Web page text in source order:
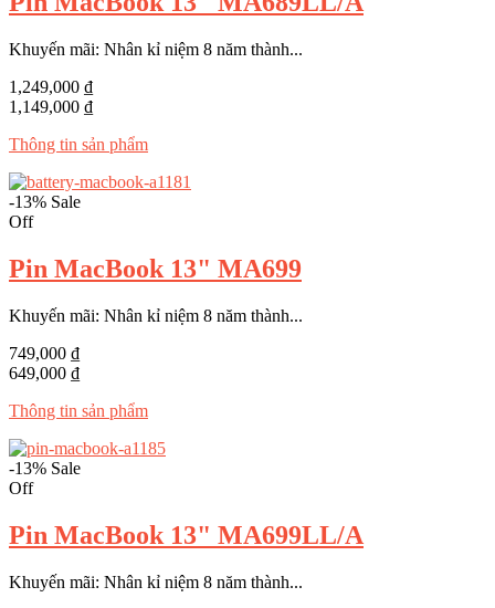
Khuyến mãi: Nhân kỉ niệm 8 năm thành...
1,249,000 ₫
1,149,000 ₫
Thông tin sản phẩm
-13% Sale
Off
Pin MacBook 13" MA699
Khuyến mãi: Nhân kỉ niệm 8 năm thành...
749,000 ₫
649,000 ₫
Thông tin sản phẩm
-13% Sale
Off
Pin MacBook 13" MA699LL/A
Khuyến mãi: Nhân kỉ niệm 8 năm thành...